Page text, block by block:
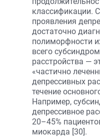
классификации.
проявления
достаточно
полиморфности
всего
расстройства —
«частично
депрессивных
течение
Например,
депрессивное
20–45%
миокарда [30].